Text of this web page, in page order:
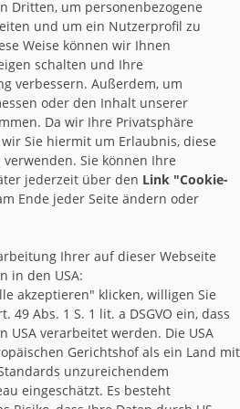
der jeweiligen Verpflichtungen
Diese Vereinbarung, aus
Verpflichtungen ergeben, ist
abrufbar:
legal/terms/
dadurch erfolgende und
Verarbeitung von
ist Art. 6 Abs. 1 lit. f DSGVO.
besteht an der Analyse,
dem Absatz und der
und Leistungen.
eine Einwilligung des
1 lit. a DSGVO gegenüber
sein. Die Einwilligung hierzu
7 Abs. 3 DSGVO jederzeit
den Plattformbetreiber für die
Dritten, um personenbezogene
und um ein Nutzerprofil zu
Weise können wir Ihnen
schalten und Ihre
verbessern. Außerdem, um
oder den Inhalt unserer
Da wir Ihre Privatsphäre
Sie hiermit um Erlaubnis, diese
Sie können Ihre
jederzeit über den Link "Cookie-
Ende jeder Seite ändern oder
Ihrer auf dieser Webseite
in den USA:
akzeptieren" klicken, willigen Sie
49 Abs. 1 S. 1 lit. a DSGVO ein, dass
USA verarbeitet werden. Die USA
Gerichtshof als ein Land mit
unzureichendem
eingeschätzt. Es besteht